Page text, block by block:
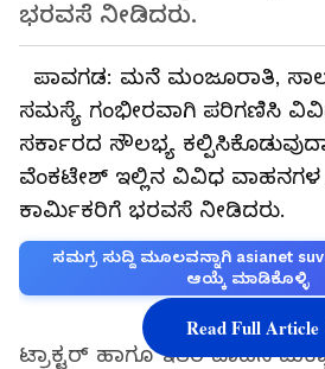
ಭರವಸೆ ನೀಡಿದರು.
ಪಾವಗಡ: ಮನೆ ಮಂಜೂರಾತಿ,
ಸಮಸ್ಯೆ ಗಂಭೀರವಾಗಿ ಪರಿಗಣಿಸಿ
ಸರ್ಕಾರದ ಸೌಲಭ್ಯ
ವೆಂಕಟೇಶ್‌ ಇಲ್ಲಿನ ವಿವಿಧ
ಕಾರ್ಮಿಕರಿಗೆ ಭರವಸೆ ನೀಡಿದರು.
ಸಮಗ್ರ ಸುದ್ದಿ ಮೂಲವನ್ನಾಗಿ asianet
ಆಯ್ಕೆ ಮಾಡಿಕೊಳ್ಳಿ
ಟ್ರಾಕ್ಟರ್‌ ಹಾಗೂ ಇತರೆ ವಾಹನ
Read Full Article